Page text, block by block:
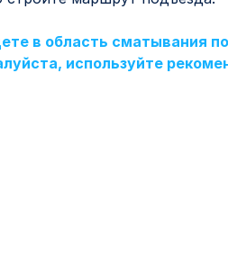
в область сматывания
используйте